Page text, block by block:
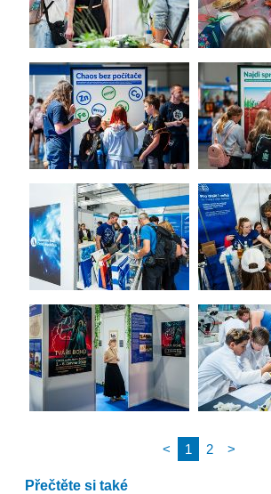
< 1 2 >
Přečtěte si také